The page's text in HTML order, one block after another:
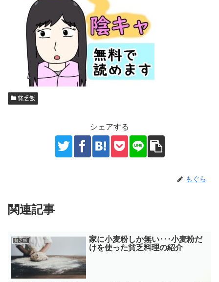
貧乏飯
シェアする
もぐら
関連記事
貧乏飯
家に小麦粉しか無い･･･小麦粉だ
けを使った貧乏料理の紹介